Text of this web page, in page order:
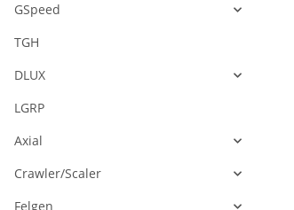
GSpeed
TGH
DLUX
LGRP
Axial
Crawler/Scaler
Felgen